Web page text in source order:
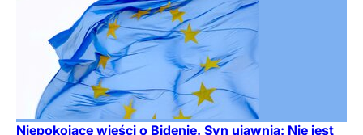
Niepokojące wieści o Bidenie. Syn ujawnia: Nie jest